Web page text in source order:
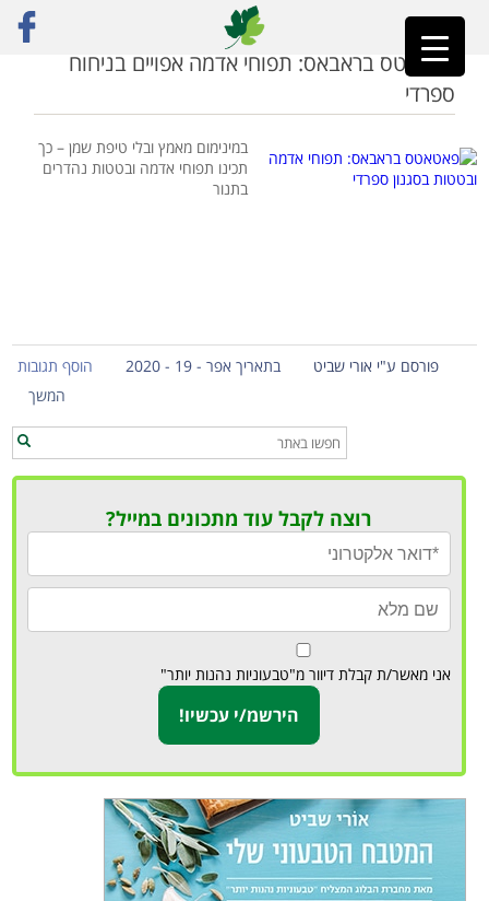
ראשי»תפוחי אדמה אפויים
פאטאטס בראבאס: תפוחי אדמה אפויים בניחוח
ספרדי
במינימום מאמץ ובלי טיפת שמן – כך
תכינו תפוחי אדמה ובטטות נהדרים
בתנור
פורסם ע"י אורי שביט בתאריך אפר - 19 - 2020
הוסף תגובות
המשך
רוצה לקבל עוד מתכונים במייל?
אני מאשר/ת קבלת דיוור מ"טבעוניות נהנות יותר"